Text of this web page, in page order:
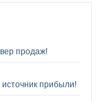
продаж!
прибыли!